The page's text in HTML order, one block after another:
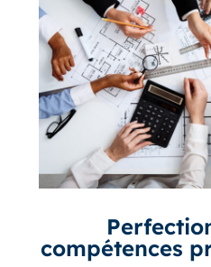
compétences